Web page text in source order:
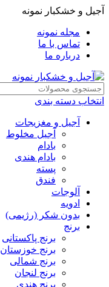
آجیل و خشکبار نمونه
مجله نمونه
تماس با ما
درباره ما
انتخاب دسته بندی
آجیل و مغزیجات
آجیل مخلوط
بادام
بادام هندی
پسته
فندق
آلوجات
ادویه
بدون شکر (رژیمی)
برنج
برنج پاکستانی
برنج خوزستان
برنج شمالی
برنج لنجان
برنج هندی